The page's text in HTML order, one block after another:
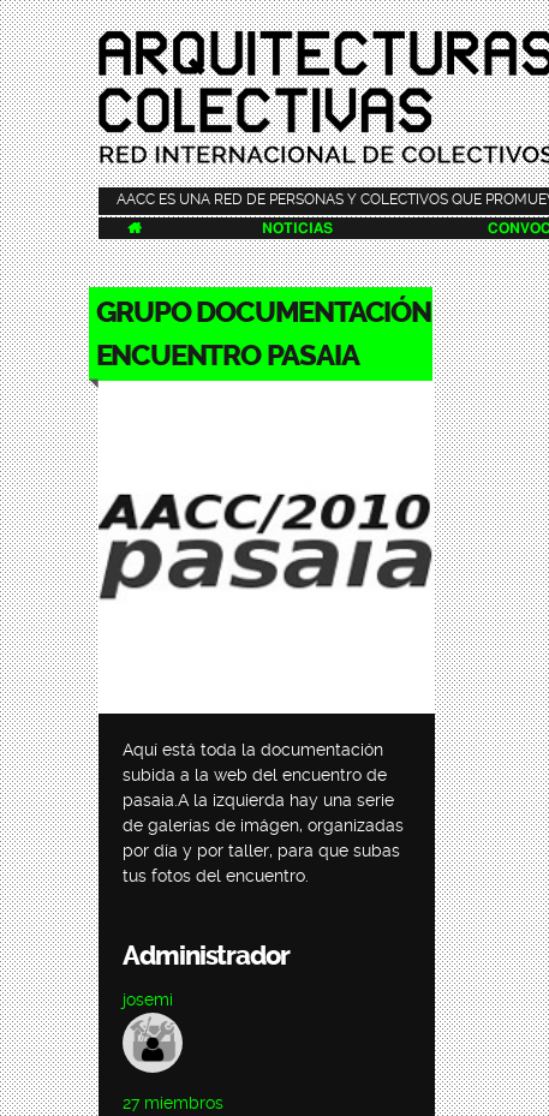
AACC ES UNA RED DE PERSONAS Y COLECTIVOS QUE
 NOTICIAS
GRUPO DOCUMENTACIÓN
ENCUENTRO PASAIA
Aquí está toda la documentación
subida a la web del encuentro de
pasaia.A la izquierda hay una serie
de galerías de imágen, organizadas
por día y por taller, para que subas
tus fotos del encuentro.
Administrador
josemi
27 miembros